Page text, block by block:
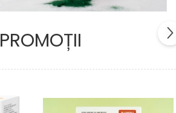
PROMOȚII